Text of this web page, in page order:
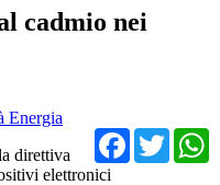
cadmio nei
Energia
direttiva
elettronici